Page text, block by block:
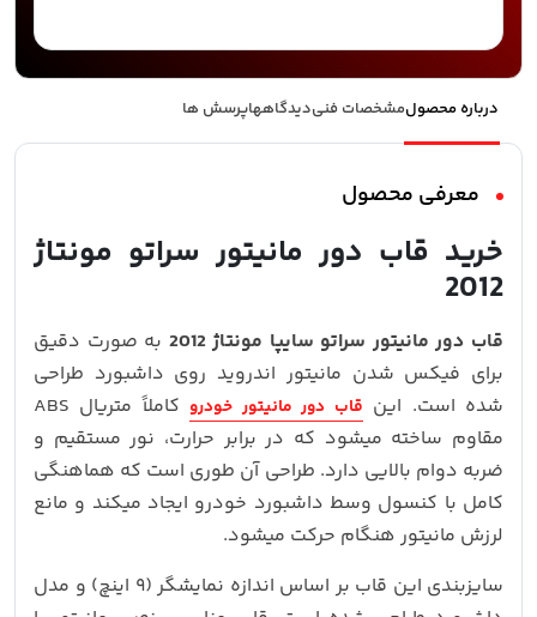
درباره محصولمشخصات فنیدیدگاههاپرسش ها
معرفی محصول
خرید قاب دور مانیتور سراتو مونتاژ
2012
قاب دور مانیتور سراتو سایپا مونتاژ 2012
به‌ صورت دقیق
برای فیکس شدن مانیتور اندروید روی داشبورد طراحی
شده است. این قاب دور مانیتور خودرو
کاملاً متریال ABS
مقاوم ساخته میشود که در برابر حرارت، نور مستقیم و
ضربه دوام بالایی دارد. طراحی آن طوری است که هماهنگی
کامل با کنسول وسط داشبورد خودرو ایجاد میکند و مانع
لرزش مانیتور هنگام حرکت میشود.
سایزبندی این قاب بر اساس اندازه نمایشگر (۹ اینچ) و مدل